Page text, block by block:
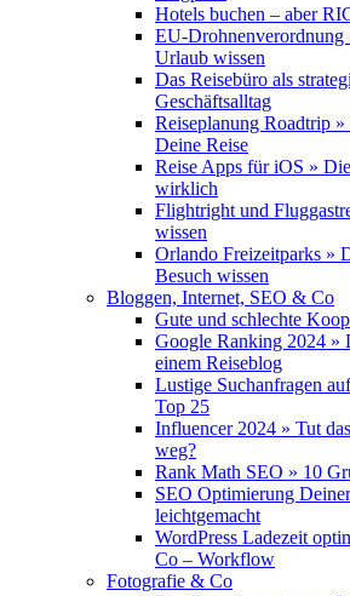
Hotels buchen – aber
EU-Drohnenverordnung
Urlaub wissen
Das Reisebüro als
Geschäftsalltag
Reiseplanung Roadtrip
Deine Reise
Reise Apps für iOS »
wirklich
Flightright und
wissen
Orlando Freizeitparks »
Besuch wissen
Bloggen, Internet, SEO & Co
Gute und schlechte
Google Ranking 2024 »
einem Reiseblog
Lustige Suchanfragen
Top 25
Influencer 2024 » Tut
weg?
Rank Math SEO » 10
SEO Optimierung
leichtgemacht
WordPress Ladezeit
Co – Workflow
Fotografie & Co